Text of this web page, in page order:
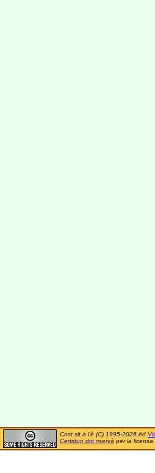
Cost sit a l'è (C) 1995-2026 ëd
Certidun drit riservà për la licensa